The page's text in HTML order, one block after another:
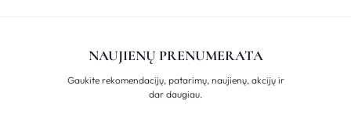
NAUJIENŲ PRENUMERATA
Gaukite rekomendacijų, patarimų, naujienų, akcijų ir
dar daugiau.